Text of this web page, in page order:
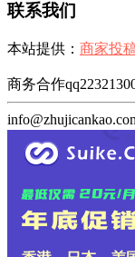
联系我们
本站提供： 商家投
商务合作